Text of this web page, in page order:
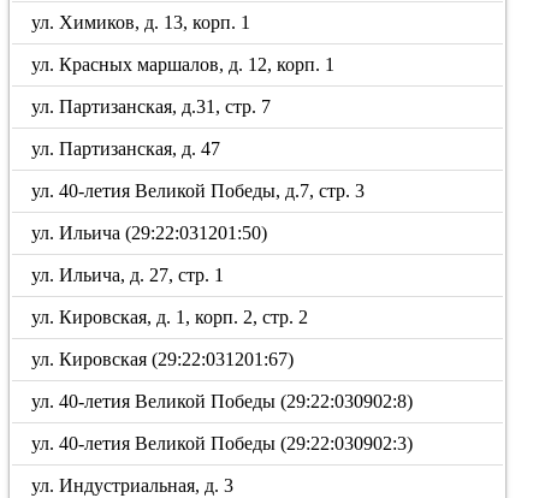
ул. Химиков, д. 13, корп. 1
ул. Красных маршалов, д. 12, корп. 1
ул. Партизанская, д.31, стр. 7
ул. Партизанская, д. 47
ул. 40-летия Великой Победы, д.7, стр. 3
ул. Ильича (29:22:031201:50)
ул. Ильича, д. 27, стр. 1
ул. Кировская, д. 1, корп. 2, стр. 2
ул. Кировская (29:22:031201:67)
ул. 40-летия Великой Победы (29:22:030902:8)
ул. 40-летия Великой Победы (29:22:030902:3)
ул. Индустриальная, д. 3